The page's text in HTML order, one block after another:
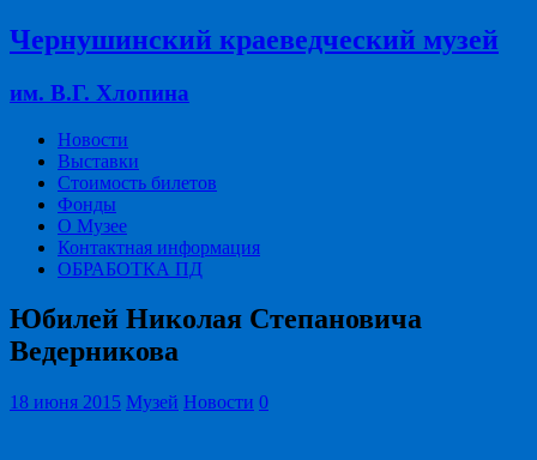
Чернушинский краеведческий музей
им. В.Г. Хлопина
Новости
Выставки
Стоимость билетов
Фонды
О Музее
Контактная информация
ОБРАБОТКА ПД
Юбилей Николая Степановича
Ведерникова
18 июня 2015 Музей Новости 0